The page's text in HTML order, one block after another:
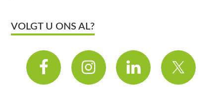
VOLGT U ONS AL?